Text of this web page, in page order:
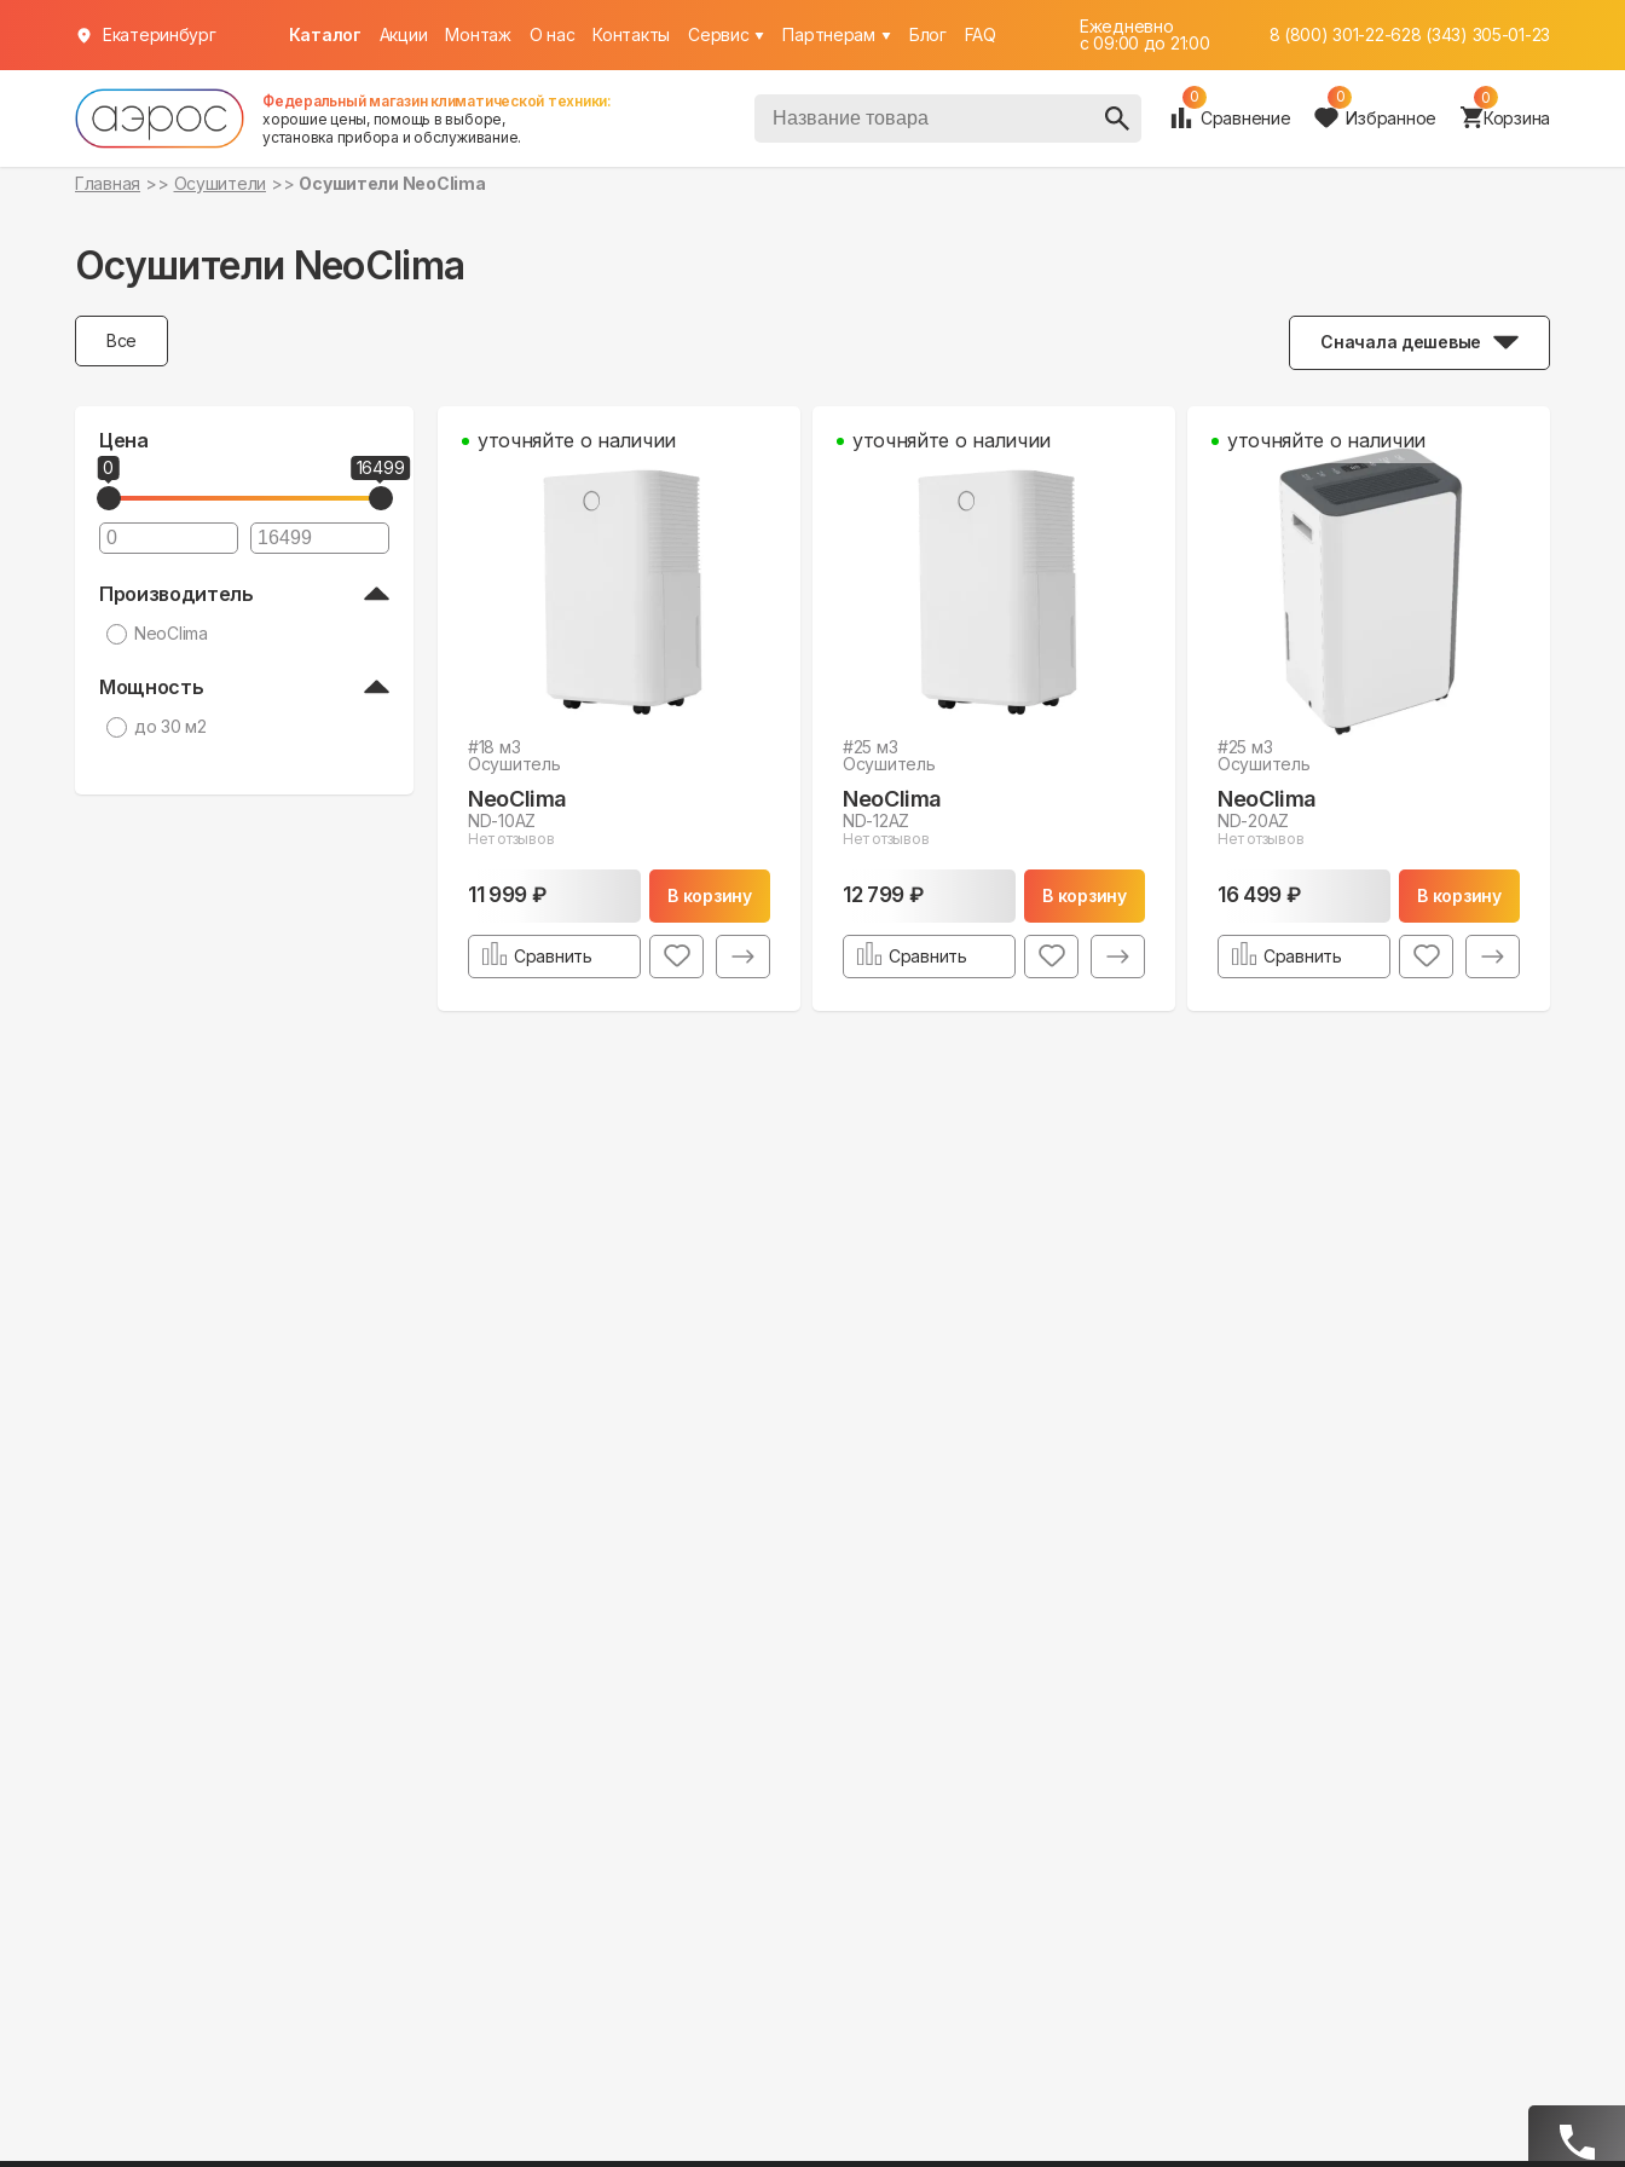
Екатеринбург Каталог Акции Монтаж О нас Контакты Cервис Партнерам Блог FAQ
Ежедневно
c 09:00 до 21:00
8 (800) 301-22-628 (343) 305-01-23
Федеральный магазин климатической техники:
хорошие цены, помощь в выборе,
установка прибора и обслуживание.
0
Сравнение
0
Избранное
0
Корзина
Главная Осушители Осушители NeoClima
Осушители NeoClima
Все Сначала дешевые
Цена
0 16499
Производитель
NeoClima
Мощность
до 30 м2
#18 м3
Осушитель
NeoClima
ND-10AZ
Нет отзывов
11 999 ₽ В корзину
уточняйте о наличии
Сравнить
#25 м3
Осушитель
NeoClima
ND-12AZ
Нет отзывов
12 799 ₽ В корзину
уточняйте о наличии
Сравнить
#25 м3
Осушитель
NeoClima
ND-20AZ
Нет отзывов
16 499 ₽ В корзину
уточняйте о наличии
Сравнить